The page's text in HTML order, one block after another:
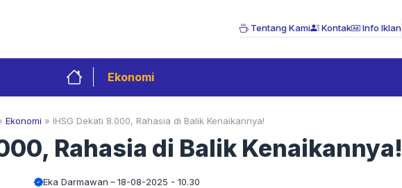
Tentang Kami Kontak Info Iklan
Ekonomi
Ekonomi » IHSG Dekati 8.000, Rahasia di Balik Kenaikannya!
Rahasia di Balik Kenaikannya!
Eka Darmawan 18-08-2025 - 10.30